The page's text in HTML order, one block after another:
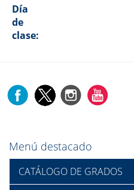
Día
de
clase:
Menú destacado
CATÁLOGO DE GRADOS